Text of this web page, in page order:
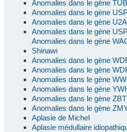
Anomalies dans le gène
Anomalies dans le gène
Anomalies dans le gène
Anomalies dans le gène
Anomalies dans le gène
Shinawi
Anomalies dans le gène
Anomalies dans le gène
Anomalies dans le gène
Anomalies dans le gène
Anomalies dans le gène
Anomalies dans le gène
Aplasie de Michel
Aplasie médullaire